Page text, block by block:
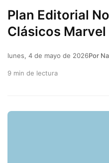
Plan Editorial
Clásicos
lunes, 4 de mayo de 2026Por
9 min de lectura